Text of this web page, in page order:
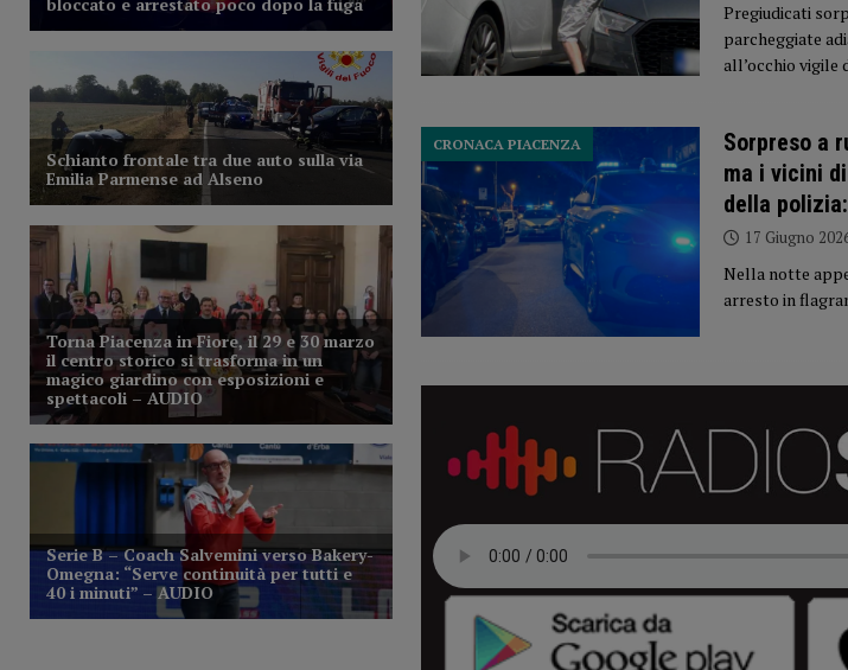
Pregiudicati
parcheggiate
all’occhio vigile
CRONACA PIACENZA
Sorpreso a
ma i vicini
della
17 Giugno
Nella notte
arresto in